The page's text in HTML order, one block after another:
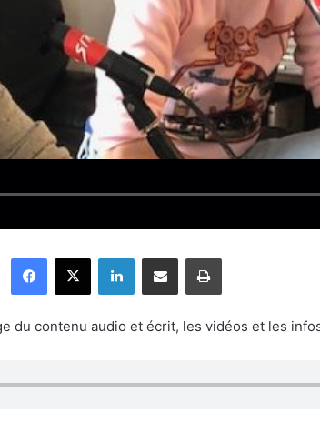
Facebook
X LinkedinPartager par email Imprimer
du contenu audio et écrit, les vidéos et les